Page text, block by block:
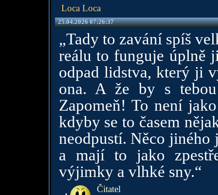
Loca Loca
25.04.2026 07:26:37
„Tady to zavání spíš
reálu to funguje úplně
odpad lidstva, který ji
ona. A že by s
Zapomeň! To není
kdyby se to časem
neodpustí. Něco
a mají to jako
výjimky a vlhké sny.“
Čitatel